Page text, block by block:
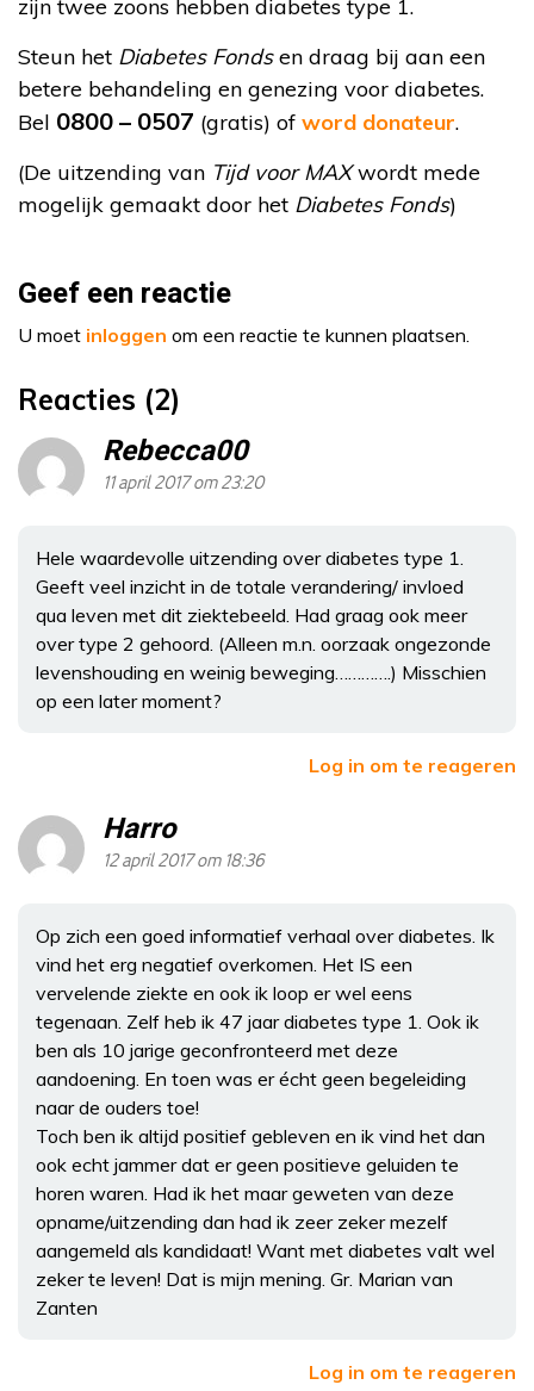
zijn twee zoons hebben diabetes type 1.
Steun het Diabetes Fondsen draag bij aan een
betere behandeling en genezing voor diabetes.
Bel 0800 – 0507 (gratis) of word donateur.
(De uitzending van Tijd voor MAXwordt mede
mogelijk gemaakt door het Diabetes Fonds)
Geef een reactie
U moet inloggen om een reactie te kunnen plaatsen.
Reacties (2)
Rebecca00
11 april 2017 om 23:20
Hele waardevolle uitzending over diabetes type 1.
Geeft veel inzicht in de totale verandering/ invloed
qua leven met dit ziektebeeld. Had graag ook meer
over type 2 gehoord. (Alleen m.n. oorzaak ongezonde
levenshouding en weinig beweging………….) Misschien
op een later moment?
Log in om te reageren
Harro
12 april 2017 om 18:36
Op zich een goed informatief verhaal over diabetes. Ik
vind het erg negatief overkomen. Het IS een
vervelende ziekte en ook ik loop er wel eens
tegenaan. Zelf heb ik 47 jaar diabetes type 1. Ook ik
ben als 10 jarige geconfronteerd met deze
aandoening. En toen was er écht geen begeleiding
naar de ouders toe!
Toch ben ik altijd positief gebleven en ik vind het dan
ook echt jammer dat er geen positieve geluiden te
horen waren. Had ik het maar geweten van deze
opname/uitzending dan had ik zeer zeker mezelf
aangemeld als kandidaat! Want met diabetes valt wel
zeker te leven! Dat is mijn mening. Gr. Marian van
Zanten
Log in om te reageren